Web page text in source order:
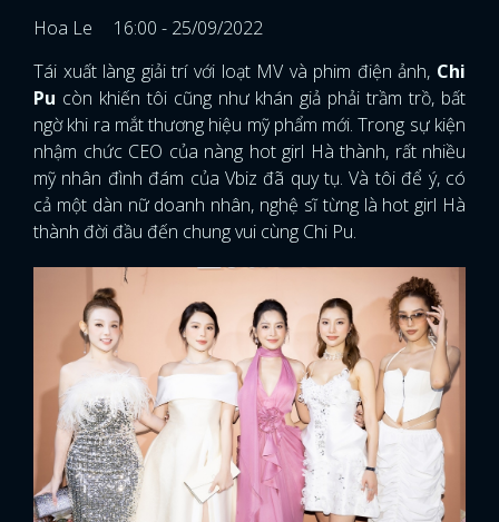
Hoa Le
16:00 - 25/09/2022
Tái xuất làng giải trí với loạt MV và phim điện ảnh, Chi
Pu còn khiến tôi cũng như khán giả phải trầm trồ, bất
ngờ khi ra mắt thương hiệu mỹ phẩm mới. Trong sự kiện
nhậm chức CEO của nàng hot girl Hà thành, rất nhiều
mỹ nhân đình đám của Vbiz đã quy tụ. Và tôi để ý, có
cả một dàn nữ doanh nhân, nghệ sĩ từng là hot girl Hà
thành đời đầu đến chung vui cùng Chi Pu.